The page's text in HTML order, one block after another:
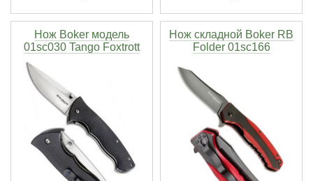
Нож Boker модель
01sc030 Tango Foxtrott
Нож складной Boker RB
Folder 01sc166